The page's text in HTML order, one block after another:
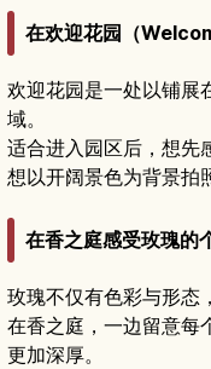
在欢迎花园（
欢迎花园是一处以铺展
域。
适合进入园区后，想先
想以开阔景色为背景拍
在香之庭感受玫瑰的
玫瑰不仅有色彩与形态
在香之庭，一边留意每
更加深厚。